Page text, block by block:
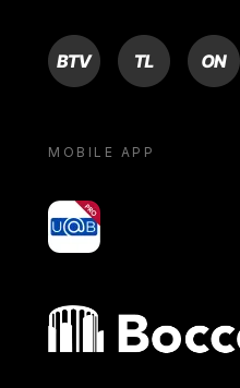
BTV TL ON
MOBILE APP
yoU@B
Bocconi shop